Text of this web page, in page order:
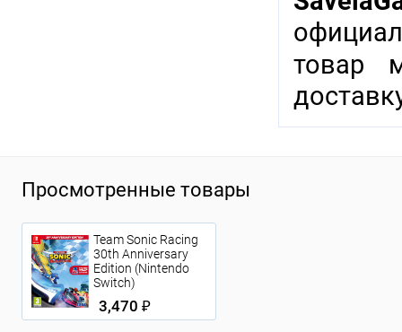
товар
Просмотренные товары
Team Sonic Racing
30th Anniversary
Edition (Nintendo
Switch)
3,470 ₽